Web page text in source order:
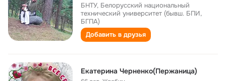
БНТУ, Белорусский национальный
технический университет (бывш. БПИ,
БГПА)
Добавить в друзья
Екатерина Черненко(Пержаница)